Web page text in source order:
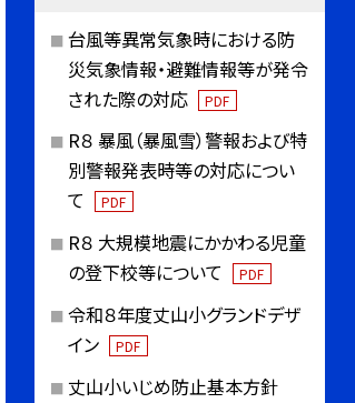
台風等異常気象時における防
災気象情報・避難情報等が発令
された際の対応
PDF
R８ 暴風（暴風雪）警報および特
別警報発表時等の対応につい
て
PDF
R８ 大規模地震にかかわる児童
の登下校等について
PDF
令和８年度丈山小グランドデザ
イン
PDF
丈山小いじめ防止基本方針